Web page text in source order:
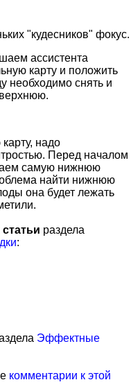
"кудесников" фокус.
ассистента
карту и положить
необходимо снять и
надо
Перед началом
самую нижнюю
найти нижнюю
она будет лежать
раздела
:
Эффектные
комментарии к этой